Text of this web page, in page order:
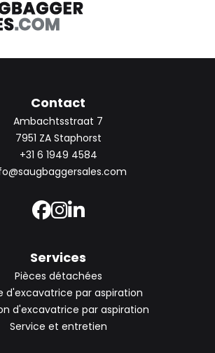
Contact
Ambachtsstraat 7
7951 ZA Staphorst
+31 6 1949 4584
Services
Pièces détachées
d'excavatrice par aspiration
d'excavatrice par aspiration
Service et entretien